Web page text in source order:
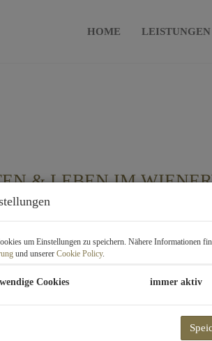
HOME LEISTUNGEN
& LEBEN IM
um Einstellungen zu speichern. Nähere Informationen
und unserer Cookie Policy.
Cookies immer aktiv